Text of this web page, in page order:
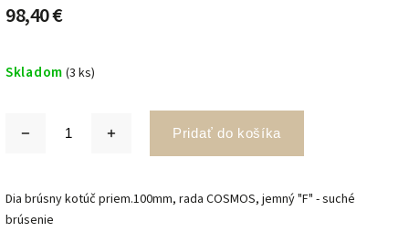
98,40 €
Skladom (3 ks)
Pridať do košíka
Dia brúsny kotúč priem.100mm, rada COSMOS, jemný "F" - suché
brúsenie